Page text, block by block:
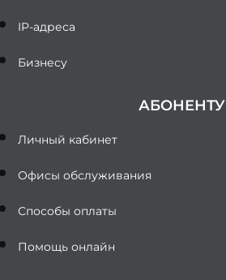
IP-адреса
Бизнесу
АБОНЕНТУ
Личный кабинет
Офисы обслуживания
Способы оплаты
Помощь онлайн